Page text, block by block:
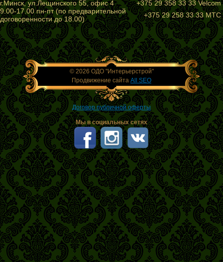
г.Минск, ул.Лещинского 55, офис 4
+375 29 358 33 33 Velcom
9.00-17.00 пн-пт (по предварительной
договоренности до 18.00)
+375 29 258 33 33 МТС
© 2026 ОДО "Интерьерстрой"
Продвижение сайта All SEO
Договор публичной оферты
Мы в социальных сетях